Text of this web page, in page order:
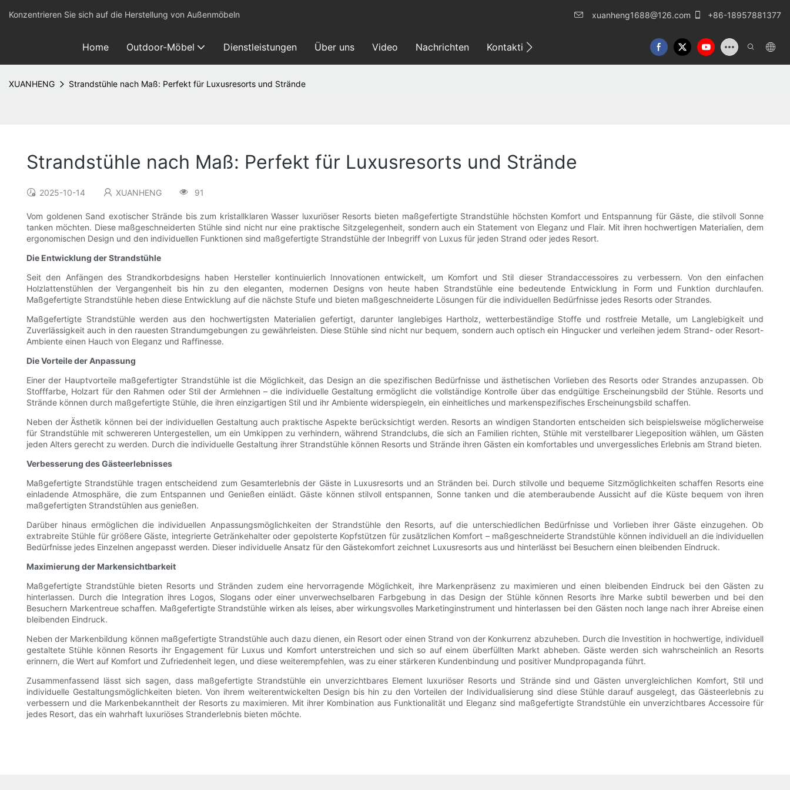
Konzentrieren Sie sich auf die Herstellung von Außenmöbeln xuanheng1688@126.com +86-18957881377
Home Outdoor-Möbel Dienstleistungen Über uns Video Nachrichten Kontaktieren Sie uns
XUANHENG Strandstühle nach Maß: Perfekt für Luxusresorts und Strände
Strandstühle nach Maß: Perfekt für Luxusresorts und Strände
2025-10-14 XUANHENG 91
Vom goldenen Sand exotischer Strände bis zum kristallklaren Wasser luxuriöser Resorts bieten maßgefertigte Strandstühle höchsten Komfort und Entspannung für Gäste, die stilvoll Sonne
tanken möchten. Diese maßgeschneiderten Stühle sind nicht nur eine praktische Sitzgelegenheit, sondern auch ein Statement von Eleganz und Flair. Mit ihren hochwertigen Materialien, dem
ergonomischen Design und den individuellen Funktionen sind maßgefertigte Strandstühle der Inbegriff von Luxus für jeden Strand oder jedes Resort.
Die Entwicklung der Strandstühle
Seit den Anfängen des Strandkorbdesigns haben Hersteller kontinuierlich Innovationen entwickelt, um Komfort und Stil dieser Strandaccessoires zu verbessern. Von den einfachen
Holzlattenstühlen der Vergangenheit bis hin zu den eleganten, modernen Designs von heute haben Strandstühle eine bedeutende Entwicklung in Form und Funktion durchlaufen.
Maßgefertigte Strandstühle heben diese Entwicklung auf die nächste Stufe und bieten maßgeschneiderte Lösungen für die individuellen Bedürfnisse jedes Resorts oder Strandes.
Maßgefertigte Strandstühle werden aus den hochwertigsten Materialien gefertigt, darunter langlebiges Hartholz, wetterbeständige Stoffe und rostfreie Metalle, um Langlebigkeit und
Zuverlässigkeit auch in den rauesten Strandumgebungen zu gewährleisten. Diese Stühle sind nicht nur bequem, sondern auch optisch ein Hingucker und verleihen jedem Strand- oder Resort-
Ambiente einen Hauch von Eleganz und Raffinesse.
Die Vorteile der Anpassung
Einer der Hauptvorteile maßgefertigter Strandstühle ist die Möglichkeit, das Design an die spezifischen Bedürfnisse und ästhetischen Vorlieben des Resorts oder Strandes anzupassen. Ob
Stofffarbe, Holzart für den Rahmen oder Stil der Armlehnen – die individuelle Gestaltung ermöglicht die vollständige Kontrolle über das endgültige Erscheinungsbild der Stühle. Resorts und
Strände können durch maßgefertigte Stühle, die ihren einzigartigen Stil und ihr Ambiente widerspiegeln, ein einheitliches und markenspezifisches Erscheinungsbild schaffen.
Neben der Ästhetik können bei der individuellen Gestaltung auch praktische Aspekte berücksichtigt werden. Resorts an windigen Standorten entscheiden sich beispielsweise möglicherweise
für Strandstühle mit schwereren Untergestellen, um ein Umkippen zu verhindern, während Strandclubs, die sich an Familien richten, Stühle mit verstellbarer Liegeposition wählen, um Gästen
jeden Alters gerecht zu werden. Durch die individuelle Gestaltung ihrer Strandstühle können Resorts und Strände ihren Gästen ein komfortables und unvergessliches Erlebnis am Strand bieten.
Verbesserung des Gästeerlebnisses
Maßgefertigte Strandstühle tragen entscheidend zum Gesamterlebnis der Gäste in Luxusresorts und an Stränden bei. Durch stilvolle und bequeme Sitzmöglichkeiten schaffen Resorts eine
einladende Atmosphäre, die zum Entspannen und Genießen einlädt. Gäste können stilvoll entspannen, Sonne tanken und die atemberaubende Aussicht auf die Küste bequem von ihren
maßgefertigten Strandstühlen aus genießen.
Darüber hinaus ermöglichen die individuellen Anpassungsmöglichkeiten der Strandstühle den Resorts, auf die unterschiedlichen Bedürfnisse und Vorlieben ihrer Gäste einzugehen. Ob
extrabreite Stühle für größere Gäste, integrierte Getränkehalter oder gepolsterte Kopfstützen für zusätzlichen Komfort – maßgeschneiderte Strandstühle können individuell an die individuellen
Bedürfnisse jedes Einzelnen angepasst werden. Dieser individuelle Ansatz für den Gästekomfort zeichnet Luxusresorts aus und hinterlässt bei Besuchern einen bleibenden Eindruck.
Maximierung der Markensichtbarkeit
Maßgefertigte Strandstühle bieten Resorts und Stränden zudem eine hervorragende Möglichkeit, ihre Markenpräsenz zu maximieren und einen bleibenden Eindruck bei den Gästen zu
hinterlassen. Durch die Integration ihres Logos, Slogans oder einer unverwechselbaren Farbgebung in das Design der Stühle können Resorts ihre Marke subtil bewerben und bei den
Besuchern Markentreue schaffen. Maßgefertigte Strandstühle wirken als leises, aber wirkungsvolles Marketinginstrument und hinterlassen bei den Gästen noch lange nach ihrer Abreise einen
bleibenden Eindruck.
Neben der Markenbildung können maßgefertigte Strandstühle auch dazu dienen, ein Resort oder einen Strand von der Konkurrenz abzuheben. Durch die Investition in hochwertige, individuell
gestaltete Stühle können Resorts ihr Engagement für Luxus und Komfort unterstreichen und sich so auf einem überfüllten Markt abheben. Gäste werden sich wahrscheinlich an Resorts
erinnern, die Wert auf Komfort und Zufriedenheit legen, und diese weiterempfehlen, was zu einer stärkeren Kundenbindung und positiver Mundpropaganda führt.
Zusammenfassend lässt sich sagen, dass maßgefertigte Strandstühle ein unverzichtbares Element luxuriöser Resorts und Strände sind und Gästen unvergleichlichen Komfort, Stil und
individuelle Gestaltungsmöglichkeiten bieten. Von ihrem weiterentwickelten Design bis hin zu den Vorteilen der Individualisierung sind diese Stühle darauf ausgelegt, das Gästeerlebnis zu
verbessern und die Markenbekanntheit der Resorts zu maximieren. Mit ihrer Kombination aus Funktionalität und Eleganz sind maßgefertigte Strandstühle ein unverzichtbares Accessoire für
jedes Resort, das ein wahrhaft luxuriöses Stranderlebnis bieten möchte.